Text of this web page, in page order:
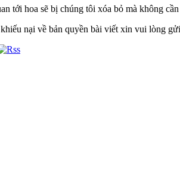
tới hoa sẽ bị chúng tôi xóa bỏ mà không
nại về bản quyền bài viết xin vui lòng